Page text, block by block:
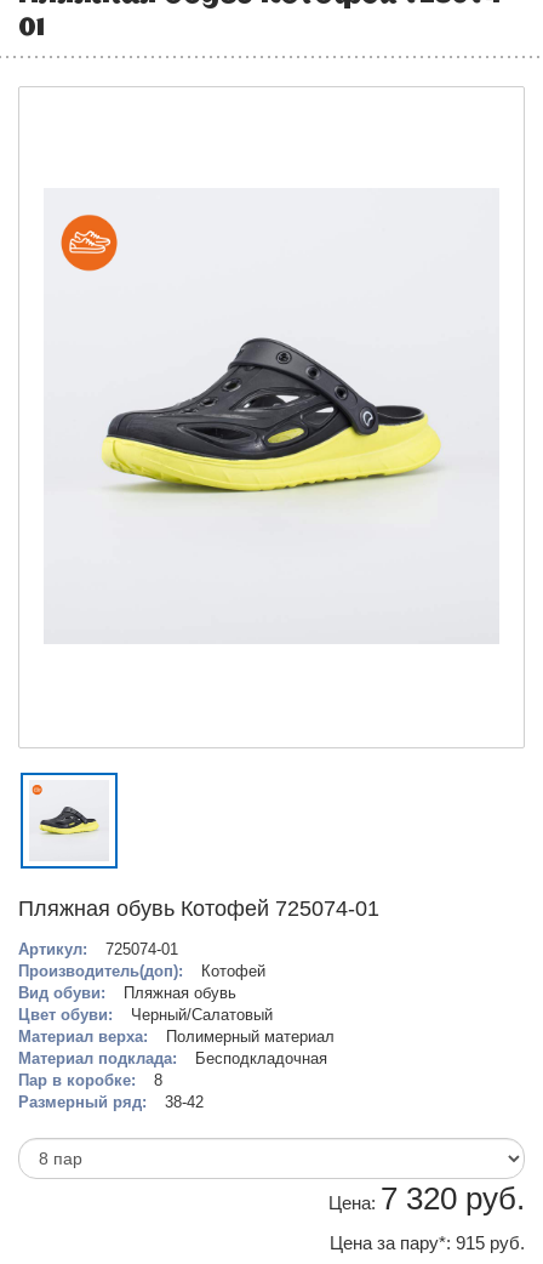
01
Пляжная обувь Котофей 725074-01
Артикул:
725074-01
Производитель(доп):
Котофей
Вид обуви:
Пляжная обувь
Цвет обуви:
Черный/Салатовый
Материал верха:
Полимерный материал
Материал подклада:
Бесподкладочная
Пар в коробке:
8
Размерный ряд:
38-42
Цена: 7 320 руб.
Цена за пару*: 915 руб.